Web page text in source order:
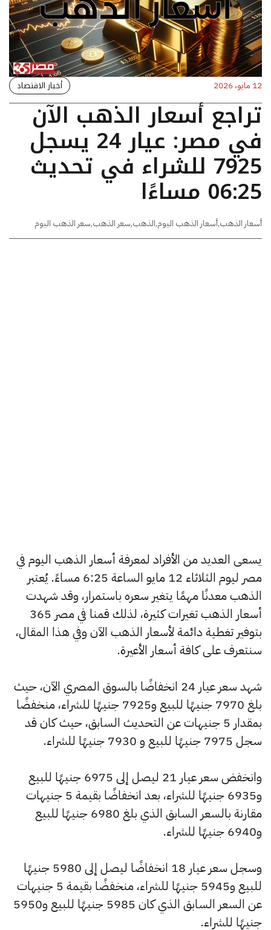
12 مايو، 2026 أخبار الاقتصاد
تراجع أسعار الذهب الآن
في مصر: عيار 24 يسجل
7925 للشراء في تحديث
06:25 مساءًا
أسعار الذهب,أسعار الذهب اليوم,الذهب,سعر الذهب,سعر الذهب اليوم
يسعى العديد من الأفراد لمعرفة أسعار الذهب اليوم في
مصر ليوم الثلاثاء 12 مايو الساعة 6:25 مساءً. يُعتبر
الذهب معدنًا مهمًا يتغير سعره باستمرار، وقد شهدت
أسعار الذهب تغيرات كثيرة، لذلك قمنا في مصر 365
بتوفير تغطية دائمة لأسعار الذهب الآن وفي هذا المقال،
سنتعرف على كافة أسعار الأعيرة.
شهد سعر عيار 24 انخفاضًا بالسوق المصري الآن، حيث
بلغ 7970 جنيهًا للبيع و7925 جنيهًا للشراء، منخفضًا
بمقدار 5 جنيهات عن التحديث السابق، حيث كان قد
سجل 7975 جنيهًا للبيع و 7930 جنيهًا للشراء.
وانخفض سعر عيار 21 ليصل إلى 6975 جنيهًا للبيع
و6935 جنيهًا للشراء، بعد انخفاضًا بقيمة 5 جنيهات
مقارنة بالسعر السابق الذي بلغ 6980 جنيهًا للبيع
و6940 جنيهًا للشراء.
وسجل سعر عيار 18 انخفاضًا ليصل إلى 5980 جنيهًا
للبيع و5945 جنيهًا للشراء، منخفضًا بقيمة 5 جنيهات
عن السعر السابق الذي كان 5985 جنيهًا للبيع و5950
جنيهًا للشراء.